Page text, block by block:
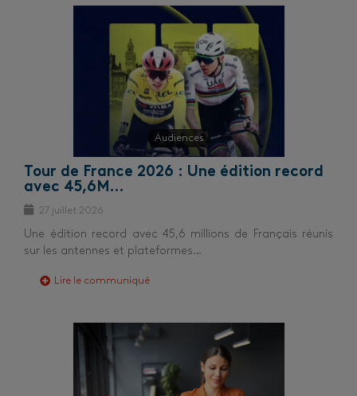
Audiences
Tour de France 2026 : Une édition record
avec 45,6M…
27 juillet 2026
Une édition record avec 45,6 millions de Français réunis
sur les antennes et plateformes…
Lire le communiqué